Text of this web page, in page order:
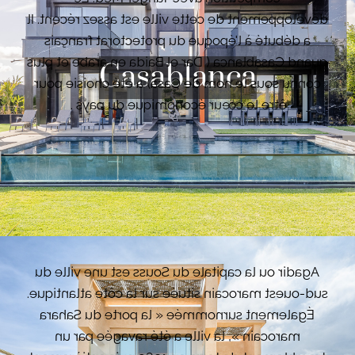
Casablanca
développement de cette ville est assez récent. Il
a débuté à l'époque du protectorat français
quand Casablanca ( Dar el Baida en arabe et plus
connu sous le nom de Casa) a été choisie pour
être le cœur économique du pays .
La taille de la médina qui est modeste donne
une certaine idée de ce que pouvait être la ville
lorsque les Français ont lancé un véritable
programme de construction, inaugurant un
nouveau style pour la ville, avec de larges
boulevards, des parcs publics et des fontaines.
VOIR LES BIENS
Agadir ou la capitale du Souss est une ville du
sud-ouest marocain située sur la côte atlantique.
Également surnommée « la porte du Sahara
marocain », la ville a été ravagée par un